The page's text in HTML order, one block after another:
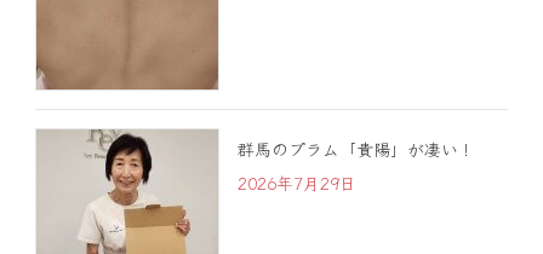
群馬のプラム「貴陽」が凄い！
2026年7月29日